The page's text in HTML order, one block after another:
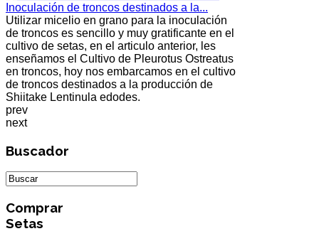
Inoculación de troncos destinados a la...
Utilizar micelio en grano para la inoculación
de troncos es sencillo y muy gratificante en el
cultivo de setas, en el articulo anterior, les
enseñamos el Cultivo de Pleurotus Ostreatus
en troncos, hoy nos embarcamos en el cultivo
de troncos destinados a la producción de
Shiitake Lentinula edodes.
prev
next
Buscador
Comprar
Setas